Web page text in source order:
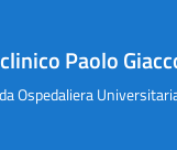
Paolo
Ospedaliera